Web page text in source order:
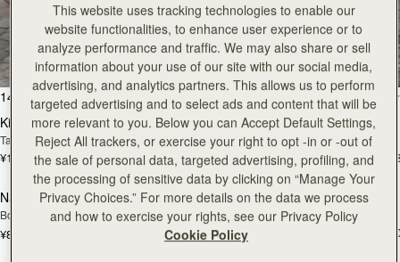
全ての商品を見る
スペインで丁寧に手作りされています
146点のアイテム
絞り込み・並べ替え：
カートに追加
Kite Hobo
Tan Suede
¥115,500 +8
Kite Hobo
Espresso
¥115,500
カートに追加
Nano Tote
Bottle Green
¥82,500
Mosaic Bag
Caramel
¥108,900
カートに追加
This website uses tracking technologies to enable our
website functionalities, to enhance user experience or to
analyze performance and traffic. We may also share or sell
information about your use of our site with our social media,
advertising, and analytics partners. This allows us to perform
targeted advertising and to select ads and content that will be
more relevant to you. Below you can Accept Default Settings,
Reject All trackers, or exercise your right to opt -in or -out of
the sale of personal data, targeted advertising, profiling, and
the processing of sensitive data by clicking on “Manage Your
Privacy Choices.” For more details on the data we process
and how to exercise your rights, see our Privacy Policy
Cookie Policy